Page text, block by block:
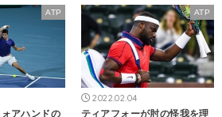
ATP
アハンドの
ATP
2022.02.04
ティアフォーが肘の怪我を理